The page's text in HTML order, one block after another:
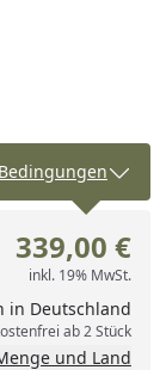
Bedingungen
339,00 €
inkl. 19% MwSt.
in Deutschland
ab 2 Stück
und Land